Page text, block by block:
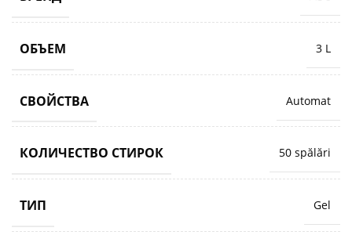
ОБЪЕМ 3 L
СВОЙСТВА Automat
КОЛИЧЕСТВО СТИРОК 50 spălări
ТИП Gel